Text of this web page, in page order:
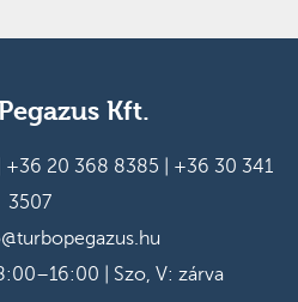
Kft.
+36 20 368 8385
+36 30 341
3507
| Szo, V: zárva